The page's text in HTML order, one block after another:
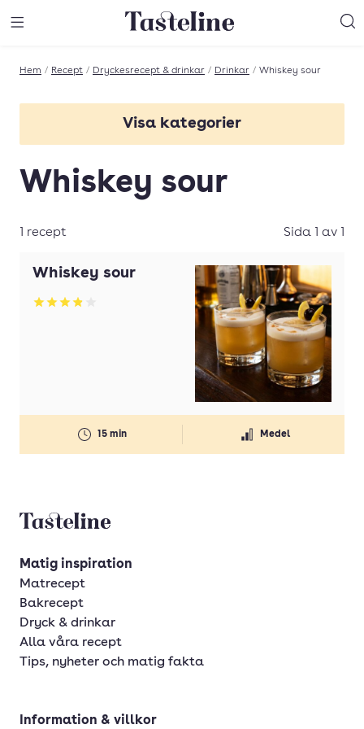
Till Tastelines startsida
Hem / Recept / Dryckesrecept & drinkar / Drinkar / Whiskey sour
Visa kategorier
Alkoholfri
Alkoholfria drinkar
Bacardi
Fruktig
Gin
Konjak
Kryddig
Longdrink
Whiskey sour
1 recept Sida 1 av 1
Whiskey sour
Betyg: 3.86 av 5
15 min Medel
Tasteline startsida
Matig inspiration
Matrecept
Bakrecept
Dryck & drinkar
Alla våra recept
Tips, nyheter och matig fakta
Information & villkor